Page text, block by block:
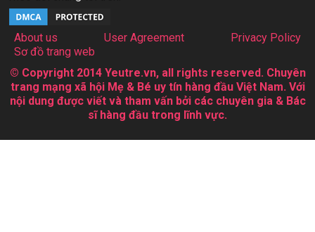
About us User Agreement
Privacy Policy
Sơ đồ trang web
© Copyright 2014 Yeutre.vn, all rights reserved. Chuyên
trang mạng xã hội Mẹ & Bé uy tín hàng đầu Việt Nam. Với
nội dung được viết và tham vấn bởi các chuyên gia & Bác
sĩ hàng đầu trong lĩnh vực.